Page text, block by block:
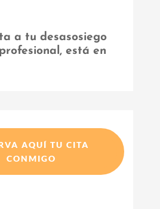
a tu desasosiego
está en
AQUÍ TU CITA
CONMIGO